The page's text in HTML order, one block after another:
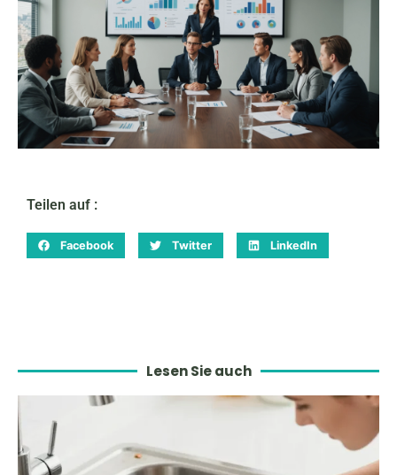
Teilen auf :
Facebook Twitter LinkedIn
Lesen Sie auch